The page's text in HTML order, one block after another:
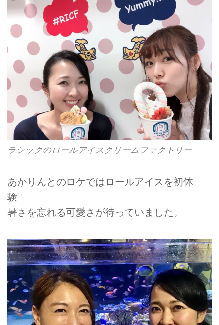
ラシックのロールアイスクリームファクトリー
あかりんとのロケではロールアイスを初体
験！
暑さを忘れる可愛さが待っていました。